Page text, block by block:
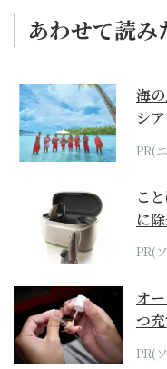
あわせて読み
海
シ
ら
PR(
こ
に
位
PR(
オ
つ
PR(